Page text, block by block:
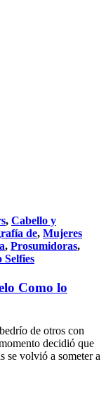
, Cabello y
de, Mujeres
, Prosumidoras,
Selfies
Como lo
de otros con
decidió que
se volvió a someter a